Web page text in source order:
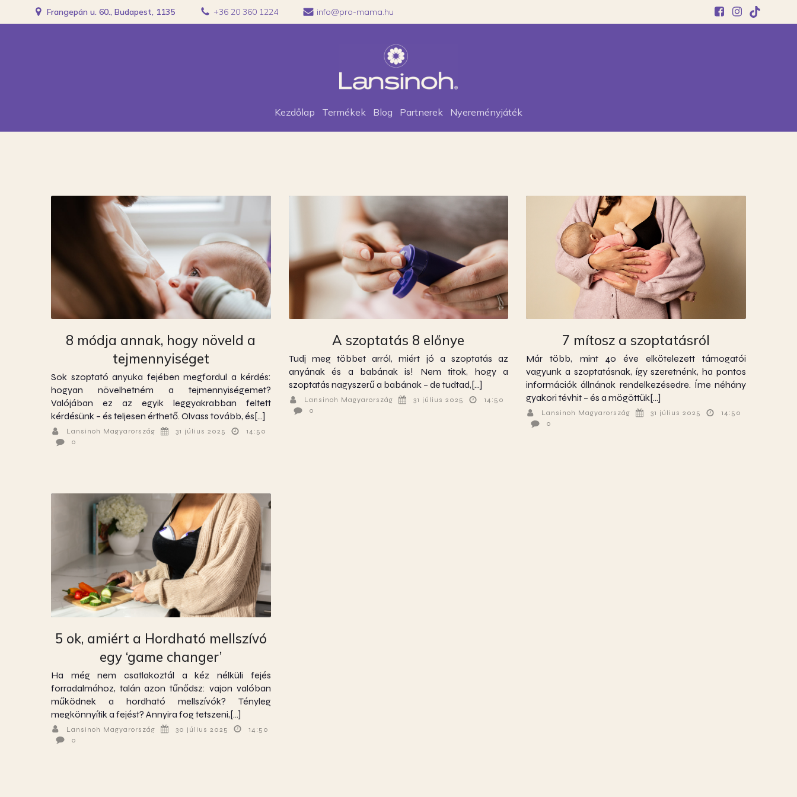
Frangepán u. 60., Budapest, 1135 +36 20 360 1224 info@pro-mama.hu
Kezdőlap Termékek Blog Partnerek Nyereményjáték
8 módja annak, hogy növeld a
tejmennyiséget
Sok szoptató anyuka fejében megfordul a kérdés:
hogyan növelhetném a tejmennyiségemet?
Valójában ez az egyik leggyakrabban feltett
kérdésünk – és teljesen érthető. Olvass tovább, és[…]
Lansinoh Magyarország 31 július 2025
14:50
0
A szoptatás 8 előnye
Tudj meg többet arról, miért jó a szoptatás az
anyának és a babának is! Nem titok, hogy a
szoptatás nagyszerű a babának – de tudtad,[…]
Lansinoh Magyarország 31 július 2025
14:50
0
7 mítosz a szoptatásról
Már több, mint 40 éve elkötelezett támogatói
vagyunk a szoptatásnak, így szeretnénk, ha pontos
információk állnának rendelkezésedre. Íme néhány
gyakori tévhit – és a mögöttük[…]
Lansinoh Magyarország 31 július 2025
14:50
0
5 ok, amiért a Hordható mellszívó
egy ‘game changer’
Ha még nem csatlakoztál a kéz nélküli fejés
forradalmához, talán azon tűnődsz: vajon valóban
működnek a hordható mellszívók? Tényleg
megkönnyítik a fejést? Annyira fog tetszeni,[…]
Lansinoh Magyarország 30 július 2025
14:50
0